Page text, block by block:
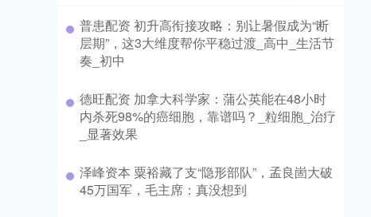
​普患配资 初升高衔接攻略：别让暑假成为“断
层期”，这3大维度帮你平稳过渡_高中_生活节
奏_初中
​德旺配资 加拿大科学家：蒲公英能在48小时
内杀死98%的癌细胞，靠谱吗？_粒细胞_治疗
_显著效果
​泽峰资本 粟裕藏了支“隐形部队”，孟良崮大破
45万国军，毛主席：真没想到